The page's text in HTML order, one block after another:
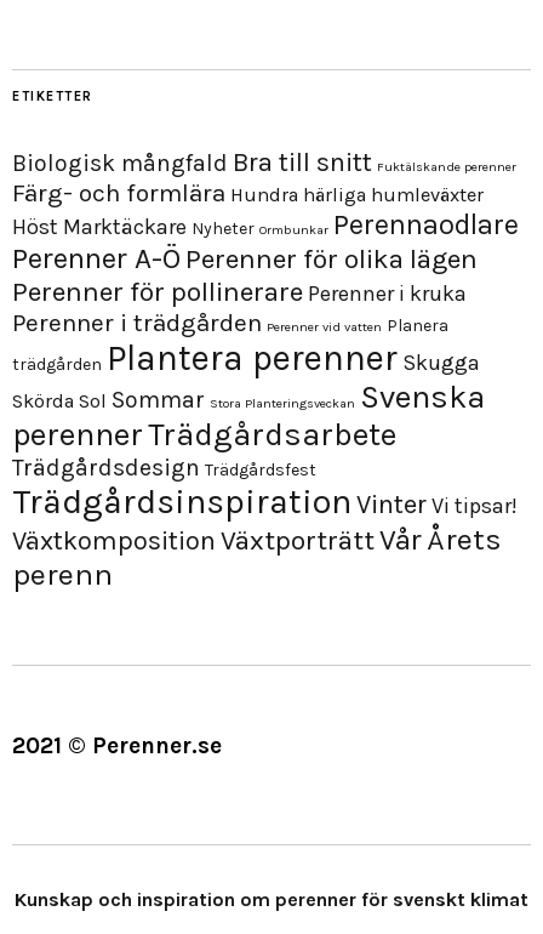
ETIKETTER
Biologisk mångfald Bra till snitt Fuktälskande perenner
Färg- och formlära Hundra härliga humleväxter
Höst Marktäckare Nyheter Ormbunkar Perennaodlare
Perenner A-Ö Perenner för olika lägen
Perenner för pollinerare Perenner i kruka
Perenner i trädgården Perenner vid vatten Planera
trädgården Plantera perenner Skugga
Skörda Sol Sommar Stora Planteringsveckan Svenska
perennerTrädgårdsarbete
Trädgårdsdesign Trädgårdsfest
Trädgårdsinspiration VinterVi tipsar!
Växtkomposition VäxtporträttVårÅrets
perenn
2021 © Perenner.se
Kunskap och inspiration om perenner för svenskt klimat